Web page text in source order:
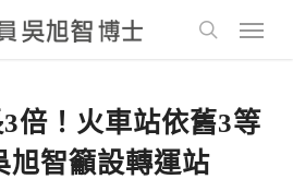
Menu
倍！火車站依舊3等
旭智籲設轉運站